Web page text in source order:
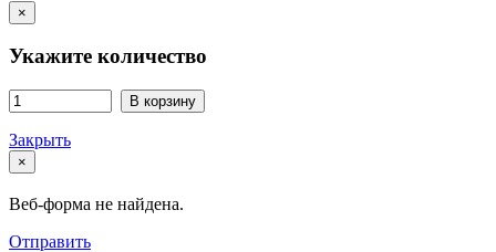
×
Укажите количество
В корзину
Закрыть
×
Веб-форма не найдена.
Отправить